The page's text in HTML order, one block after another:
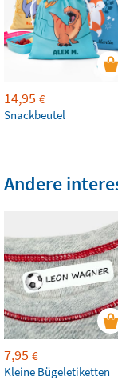
14,95 €
Snackbeutel
Andere
7,95 €
Kleine Bügeletiketten